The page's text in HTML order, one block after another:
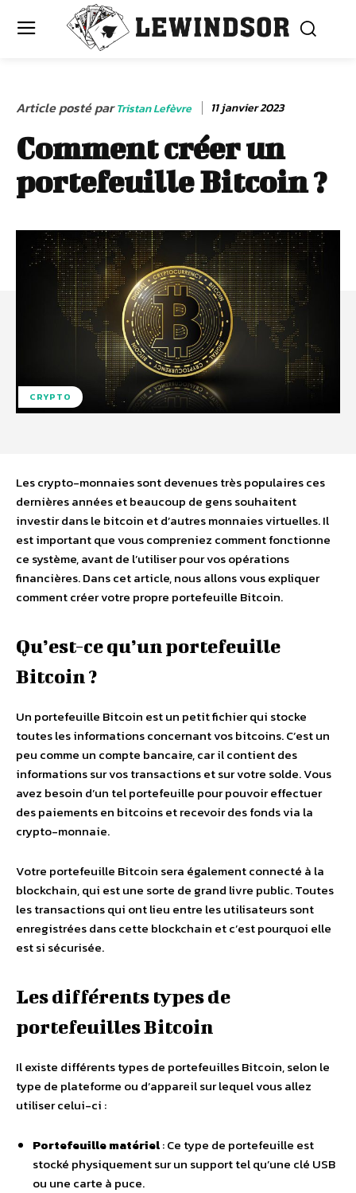
Article posté par Tristan Lefèvre 11 janvier 2023
Comment créer un
portefeuille Bitcoin ?
CRYPTO
Les crypto-monnaies sont devenues très populaires ces
dernières années et beaucoup de gens souhaitent
investir dans le bitcoin et d’autres monnaies virtuelles. Il
est important que vous compreniez comment fonctionne
ce système, avant de l’utiliser pour vos opérations
financières. Dans cet article, nous allons vous expliquer
comment créer votre propre portefeuille Bitcoin.
Qu’est-ce qu’un portefeuille
Bitcoin ?
Un portefeuille Bitcoin est un petit fichier qui stocke
toutes les informations concernant vos bitcoins. C’est un
peu comme un compte bancaire, car il contient des
informations sur vos transactions et sur votre solde. Vous
avez besoin d’un tel portefeuille pour pouvoir effectuer
des paiements en bitcoins et recevoir des fonds via la
crypto-monnaie.
Votre portefeuille Bitcoin sera également connecté à la
blockchain, qui est une sorte de grand livre public. Toutes
les transactions qui ont lieu entre les utilisateurs sont
enregistrées dans cette blockchain et c’est pourquoi elle
est si sécurisée.
Les différents types de
portefeuilles Bitcoin
Il existe différents types de portefeuilles Bitcoin, selon le
type de plateforme ou d’appareil sur lequel vous allez
utiliser celui-ci :
Portefeuille matériel: Ce type de portefeuille est
stocké physiquement sur un support tel qu’une clé USB
ou une carte à puce.